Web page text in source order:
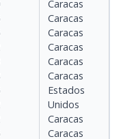
Caracas
Caracas
Caracas
Caracas
Caracas
Caracas
Estados
Unidos
Caracas
Caracas